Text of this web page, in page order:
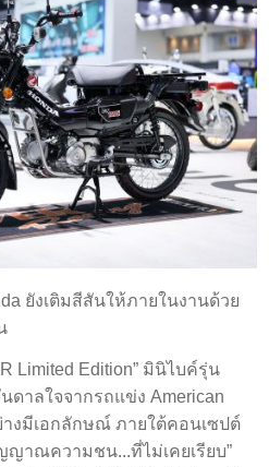
ยังเติมสีสันให้ภายในงานด้วย
Limited Edition” มินิไบค์รุ่น
าลใจจากรถแข่ง American
งมีเอกลักษณ์ ภายใต้คอนเซปต์
ญาณความชน...ที่ไม่เคยเรียบ”